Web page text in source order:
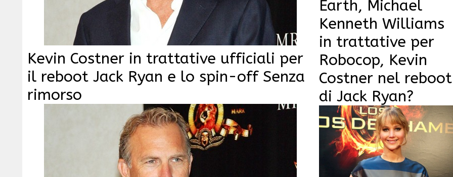
Kevin Costner in trattative ufficiali per
il reboot Jack Ryan e lo spin-off Senza
rimorso
Earth, Michael
Kenneth Williams
in trattative per
Robocop, Kevin
Costner nel reboot
di Jack Ryan?